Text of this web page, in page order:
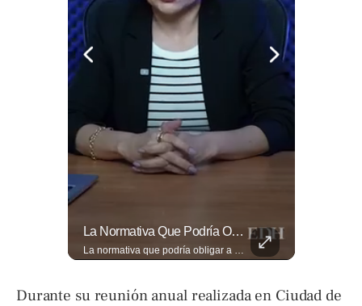
La Normativa Que Podría Obligar A Miles De Solicitantes A Salir De Estados Unidos Para Tramitar Su Residencia En Sus Países De Origen Sigue Vigente.
Durante su reunión anual realizada en Ciudad de